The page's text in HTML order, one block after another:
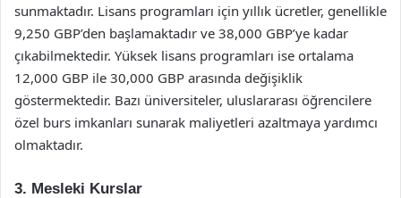
sunmaktadır. Lisans programları için yıllık ücretler, genellikle
9,250 GBP’den başlamaktadır ve 38,000 GBP’ye kadar
çıkabilmektedir. Yüksek lisans programları ise ortalama
12,000 GBP ile 30,000 GBP arasında değişiklik
göstermektedir. Bazı üniversiteler, uluslararası öğrencilere
özel burs imkanları sunarak maliyetleri azaltmaya yardımcı
olmaktadır.
3. Mesleki Kurslar